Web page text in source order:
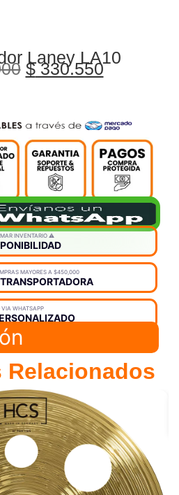
Laney LA10
$330.550
INVENTARIO ⚠️
MAYORES A $450,000
VIA WHATSAPP
Relacionados